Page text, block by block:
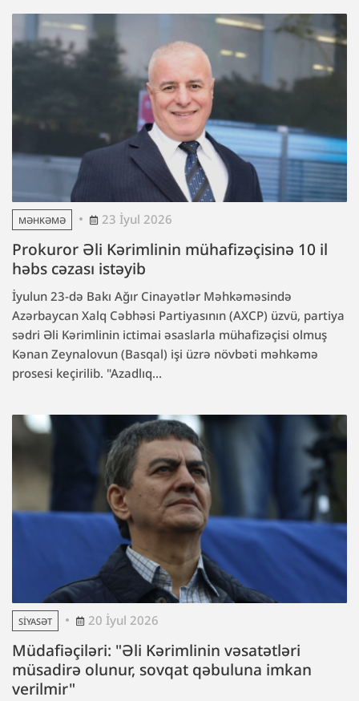
MƏHKƏMƏ 23 İyul 2026
Prokuror Əli Kərimlinin mühafizəçisinə 10 il
həbs cəzası istəyib
İyulun 23-də Bakı Ağır Cinayətlər Məhkəməsində
Azərbaycan Xalq Cəbhəsi Partiyasının (AXCP) üzvü, partiya
sədri Əli Kərimlinin ictimai əsaslarla mühafizəçisi olmuş
Kənan Zeynalovun (Basqal) işi üzrə növbəti məhkəmə
prosesi keçirilib. "Azadlıq...
SIYASƏT 20 İyul 2026
Müdafiəçiləri: "Əli Kərimlinin vəsatətləri
müsadirə olunur, sovqat qəbuluna imkan
verilmir"